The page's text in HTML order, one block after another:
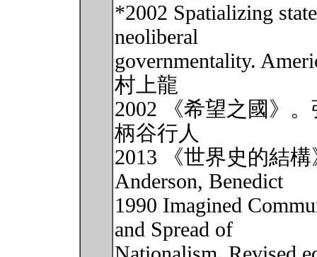
*2002 Spatializing
neoliberal
governmentality.
村上龍
2002 《希望之國》
柄谷行人
2013 《世界史的結
Anderson, Benedict
1990 Imagined
and Spread of